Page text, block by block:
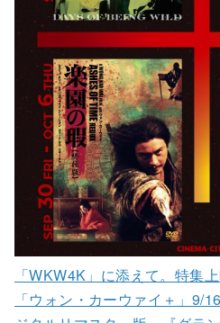
「WKW4K」に添えて。特集
「ウォン・カーウァイ＋」9/